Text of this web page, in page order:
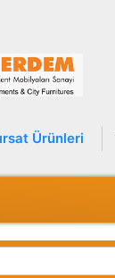
Ürünleri